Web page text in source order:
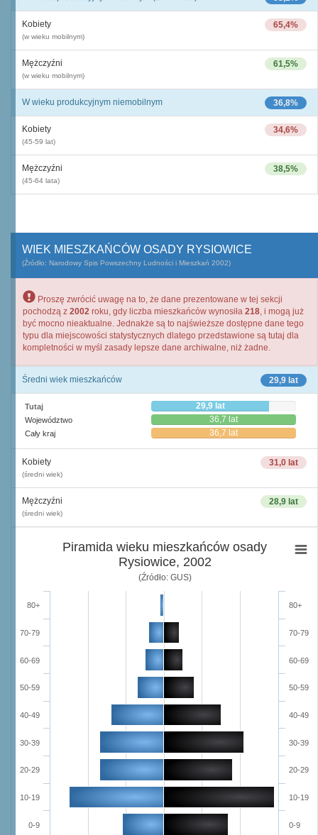
65,4%
Kobiety
(w wieku mobilnym)
61,5%
Mężczyźni
(w wieku mobilnym)
36,8%
W wieku produkcyjnym niemobilnym
34,6%
Kobiety
(45-59 lat)
38,5%
Mężczyźni
(45-64 lata)
WIEK MIESZKAŃCÓW OSADY RYSIOWICE
(Źródło: Narodowy Spis Powszechny Ludności i Mieszkań 2002)
Proszę zwrócić uwagę na to, że dane prezentowane w tej sekcji
pochodzą z 2002 roku, gdy liczba mieszkańców wynosiła 218, i mogą już
być mocno nieaktualne. Jednakże są to najświeższe dostępne dane tego
typu dla miejscowości statystycznych dlatego przedstawione są tutaj dla
kompletności w myśl zasady lepsze dane archiwalne, niż żadne.
29,9 lat
Średni wiek mieszkańców
Tutaj 29,9 lat
Województwo 36,7 lat
Cały kraj 36,7 lat
31,0 lat
Kobiety
(średni wiek)
28,9 lat
Mężczyźni
(średni wiek)
Piramida wieku mieszkańców osady
Rysiowice, 2002
(Źródło: GUS)
0-9
10-19
20-29
30-39
40-49
50-59
60-69
70-79
80+
0-9
10-19
20-29
30-39
40-49
50-59
60-69
70-79
80+